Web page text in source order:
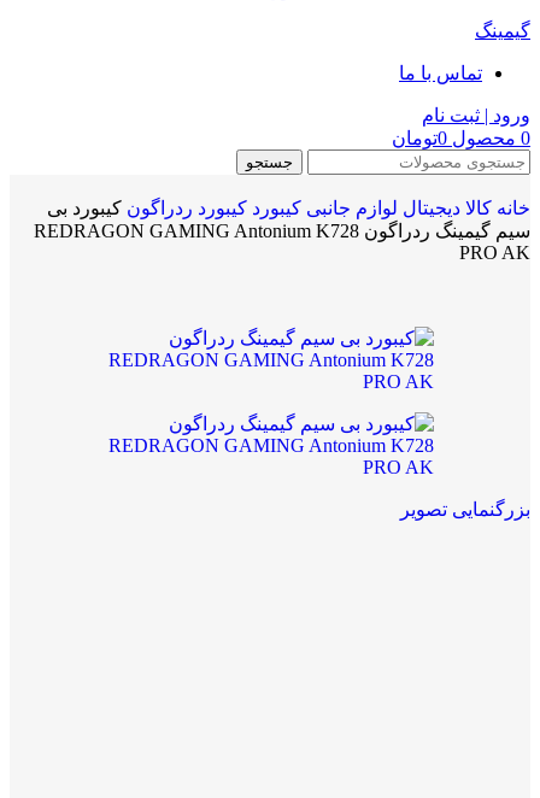
گیمینگ
تماس با ما
ورود | ثبت نام
0 محصول 0تومان
جستجو
خانه کالا دیجیتال لوازم جانبی کیبورد کیبورد ردراگون کیبورد بی
سیم گیمینگ ردراگون REDRAGON GAMING Antonium K728
PRO AK
بزرگنمایی تصویر